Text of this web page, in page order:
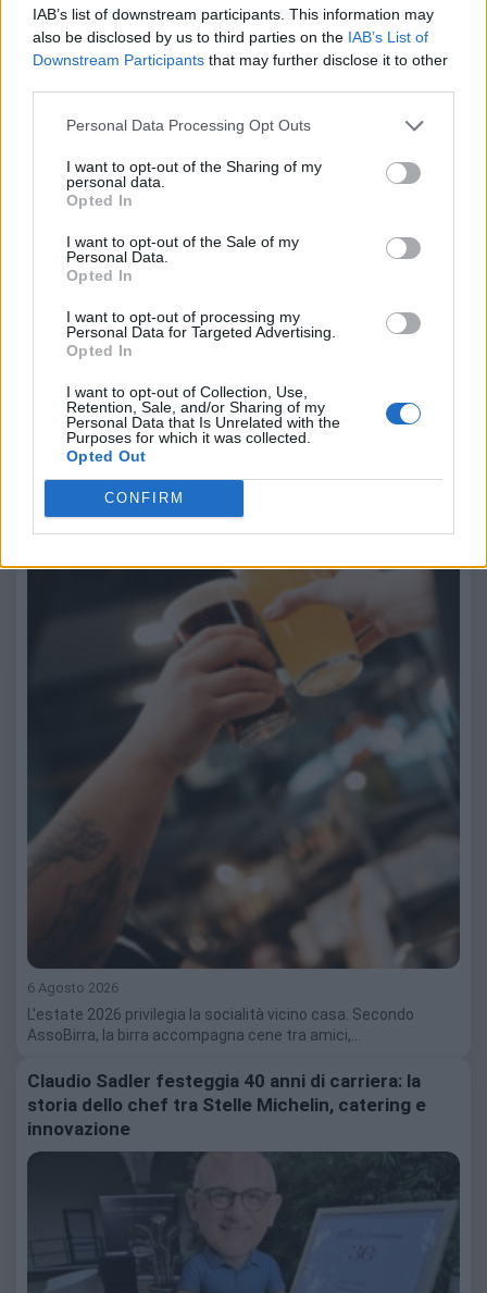
IAB’s list of downstream participants. This information may
also be disclosed by us to third parties on the IAB’s List of
Downstream Participants that may further disclose it to other
Personal Data Processing Opt Outs
I want to opt-out of the Sharing of my
personal data.
Opted In
I want to opt-out of the Sale of my
Personal Data.
Opted In
I want to opt-out of processing my
Personal Data for Targeted Advertising.
Opted In
I want to opt-out of Collection, Use,
Retention, Sale, and/or Sharing of my
Personal Data that Is Unrelated with the
Purposes for which it was collected.
Opted Out
CONFIRM
Milano dal 19 marzo nello spazio MU.RO. nella Mostra “Dal
deserto all’Impero”, iniziativa realizzata in collaborazione
con l’Archivio di Stato di Milano.
Il 9 agosto, alle ore 21.00, nel parco del castello
tornerà – dopo il grande successo della scorsa estate – il
redazione
Leggi anche:
Estate 2026: birra protagonista della convivialità
6 Agosto 2026
L'estate 2026 privilegia la socialità vicino casa. Secondo
AssoBirra, la birra accompagna cene tra amici,…
Claudio Sadler festeggia 40 anni di carriera: la
storia dello chef tra Stelle Michelin, catering e
innovazione